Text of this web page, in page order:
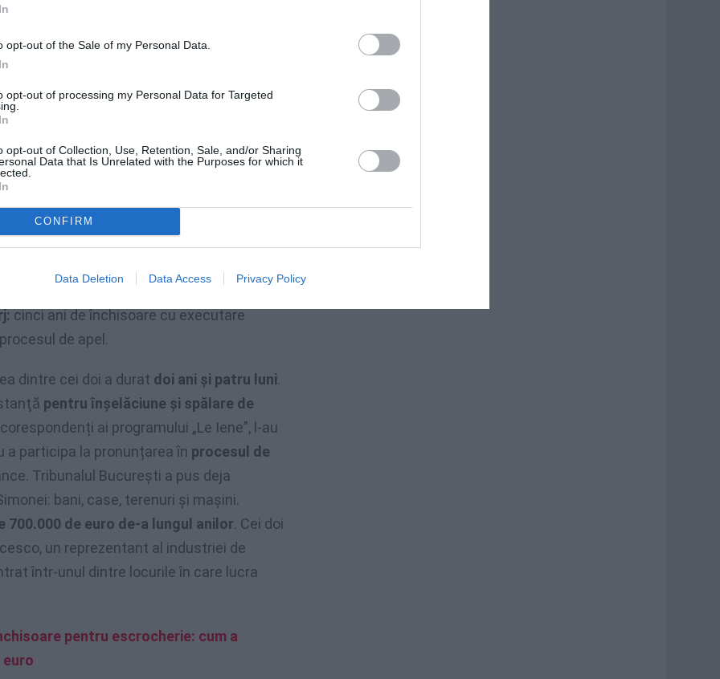
opt-out of the Sale of my Personal Data.
opt-out of processing my Personal Data for Targeted
opt-out of Collection, Use, Retention, Sale, and/or Sharing
Data that Is Unrelated with the Purposes for which it
CONFIRM
Data Deletion Data Access Privacy Policy
în primă instanță de
și spălare de
caz național urmărit de diverse posturi TV
cinci ani de închisoare cu executare
de apel.
dintre cei doi a durat doi ani și patru luni.
pentru înşelăciune şi spălare de
ai programului „Le Iene”, l-au
a participa la pronunțarea în procesul de
Tribunalul București a pus deja
bani, case, terenuri și mașini.
700.000 de euro de-a lungul anilor. Cei doi
un reprezentant al industriei de
într-unul dintre locurile în care lucra
pentru escrocherie: cum a
euro